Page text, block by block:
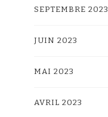
SEPTEMBRE 2023
JUIN 2023
MAI 2023
AVRIL 2023